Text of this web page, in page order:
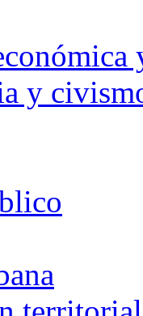
y